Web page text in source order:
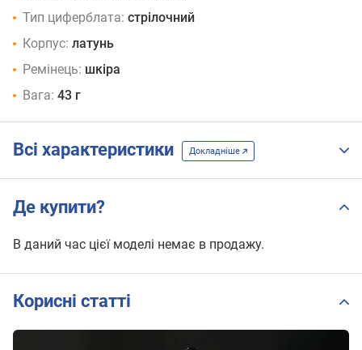
Тип циферблата: стрілочний
Корпус: латунь
Ремінець: шкіра
Вага: 43 г
Всі характеристики Докладніше
Де купити?
В даний час цієї моделі немає в продажу.
Корисні статті